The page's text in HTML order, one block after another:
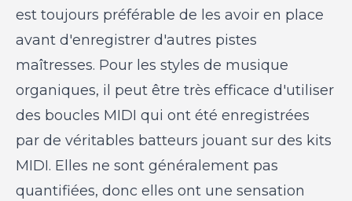
est toujours préférable de les avoir en place
avant d'enregistrer d'autres pistes
maîtresses. Pour les styles de musique
organiques, il peut être très efficace d'utiliser
des boucles MIDI qui ont été enregistrées
par de véritables batteurs jouant sur des kits
MIDI. Elles ne sont généralement pas
quantifiées, donc elles ont une sensation